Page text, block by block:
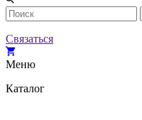
Связаться
Меню
Каталог